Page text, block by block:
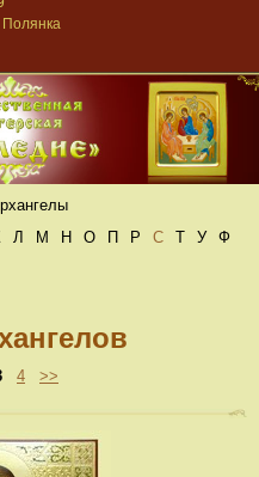
Полянка
Л М Н О П Р С Т У Ф
4
>>